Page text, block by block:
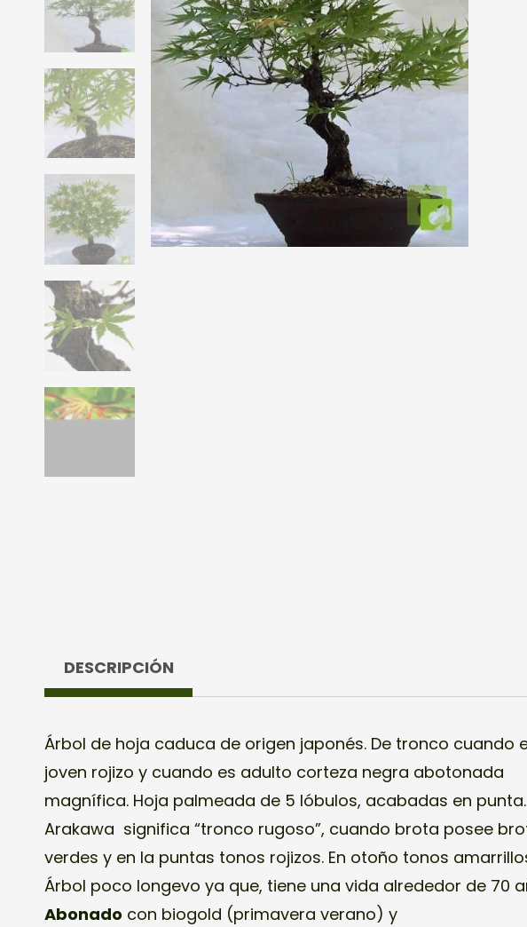
DESCRIPCIÓN
Árbol de hoja caduca de origen japonés. De tronco cuando
joven rojizo y cuando es adulto corteza negra abotonada
magnífica. Hoja palmeada de 5 lóbulos, acabadas en punta.
Arakawa significa “tronco rugoso”, cuando brota posee
verdes y en la puntas tonos rojizos. En otoño tonos
Árbol poco longevo ya que, tiene una vida alrededor de 70
Abonado con biogold (primavera verano) y